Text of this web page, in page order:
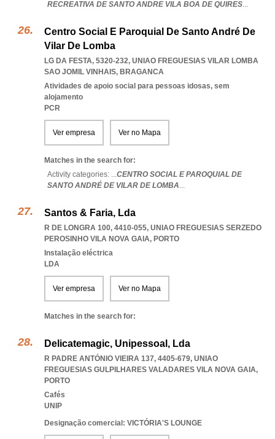
RECREATIVA DE SANTO ANDRE VILA BOA DE QUIRES...
Centro Social E Paroquial De Santo André De
Vilar De Lomba
LG DA FESTA, 5320-232, UNIAO FREGUESIAS VILAR LOMBA
SAO JOMIL VINHAIS, BRAGANCA
Atividades de apoio social para pessoas idosas, sem
alojamento
PCR
Ver empresa Ver no Mapa
Matches in the search for:
Activity categories: ...CENTRO SOCIAL E PAROQUIAL DE
SANTO ANDRÉ DE VILAR DE LOMBA...
Santos & Faria, Lda
R DE LONGRA 100, 4410-055, UNIAO FREGUESIAS SERZEDO
PEROSINHO VILA NOVA GAIA, PORTO
Instalação eléctrica
LDA
Ver empresa Ver no Mapa
Matches in the search for:
Delicatemagic, Unipessoal, Lda
R PADRE ANTÓNIO VIEIRA 137, 4405-679, UNIAO
FREGUESIAS GULPILHARES VALADARES VILA NOVA GAIA,
PORTO
Cafés
UNIP
Designação comercial: VICTÓRIA'S LOUNGE